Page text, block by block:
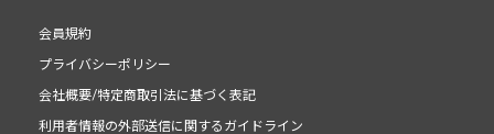
会員規約
プライバシーポリシー
会社概要/特定商取引法に基づく表記
利用者情報の外部送信に関するガイドライン